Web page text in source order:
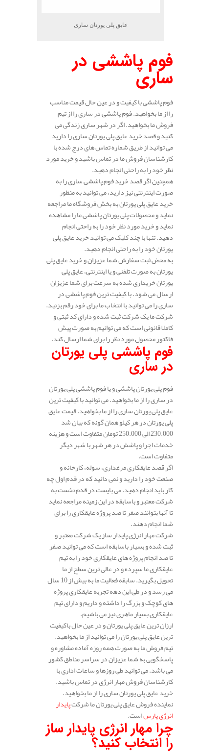
عایق پلی یورتان ساری
فوم پاششی در
ساری
فوم پاششی با کیفیت و در عین حال قیمت مناسب
را از ما بخواهید. فوم پاششی در ساری را از تیم
فروش ما بخواهید. اگر در شهر ساری زندگی می
کنید و قصد خرید عایق پلی یورتان ساری را دارید
می توانید از طریق شماره تماس های درج شده با
کارشناسان فروش ما در تماس باشید و خرید مورد
نظر خود را به راحتی انجام دهید.
همچنین اگر قصد خرید فوم پاششی ساری را به
صورت اینترنتی نیز دارید، می توانید به منظور
خرید عایق پلی یورتان به بخش فروشگاه ما مراجعه
نماید و محصولات پلی یورتان پاششی ما را مشاهده
نماید و خرید مورد نظر خود را به راحتی انجام
دهید. تنها با چند کلیک می توانید خرید عایق پلی
یورتان خود را به راحتی انجام دهید.
به محض ثبت سفارش شما عزیزان و خرید عایق پلی
یورتان به صورت تلفنی و یا اینترنتی، عایق پلی
یورتان خریداری شده به سرعت برای شما عزیزان
ارسال می شود. با کیفیت ترین فوم پاششی در
ساری را می توانید با انتخاب ما برای خود رقم بزنید.
شرکت ما یک شرکت ثبت شده و دارای کد ثبتی و
کاملا قانونی است که می توانیم به صورت پیش
فاکتور محصول مورد نظر را برای شما ارسال کند.
فوم پاششی پلی یورتان
در ساری
فوم پلی یورتان پاششی و یا فوم پاششی پلی یورتان
در ساری را از ما بخواهید. می توانید با کیفیت ترین
عایق پلی یورتان ساری را از ما بخواهید. قیمت عایق
پلی یورتان در هر کیلو همان گونه که بیان شد
230.000 الی 250.000 تومان متفاوت است و هزینه
خدمات اجرا و پاشش در هر شهر با شهر دیگر
متفاوت است.
اگر قصد عایقکاری مرغداری، سوله، کارخانه و
صنعت خود را دارید و نمی دانید که در قدم اول چه
کار باید انجام دهید. می بایست در قدم نخست به
شرکت معتبر و باسابقه در این زمینه مراجعه نماید
تا آنها بتوانند صفر تا صد پروژه عایقکاری را برای
شما انجام دهند.
شرکت مهار انرژی پایدار ساز یک شرکت معتبر و
ثبت شده و بسیار باسابقه است که می توانید صفر
تا صد انجام پروژه های عایقکاری خود را به تیم
عایقکاری ما سپرده و در عالی ترین سطح از ما
تحویل بگیرید. سابقه فعالیت ما به بیش از 10 سال
می رسد و در طی این دهه تجربه عایقکاری پروژه
های کوچک و بزرگ را داشته و داریم و دارای تیم
عایقکاری بسیار ماهری نیز می باشیم.
ارزان ترین عایق پلی یورتان و در عین حال باکیفیت
ترین عایق پلی یورتان را می توانید از ما بخواهید.
تیم فروش ما به صورت همه روزه آماده مشاوره و
پاسخگویی به شما عزیزان در سراسر مناطق کشور
می باشد. می توانید طی روزها و ساعات اداری با
کارشناسان فروش مهار انرژی در تماس باشید.
خرید عایق پلی یورتان ساری را از ما بخواهید.
نماینده فروش عایق پلی یورتان ما شرکتپایدار
انرژی پارساست.
چرا مهار انرژی پایدار ساز
را انتخاب کنید؟